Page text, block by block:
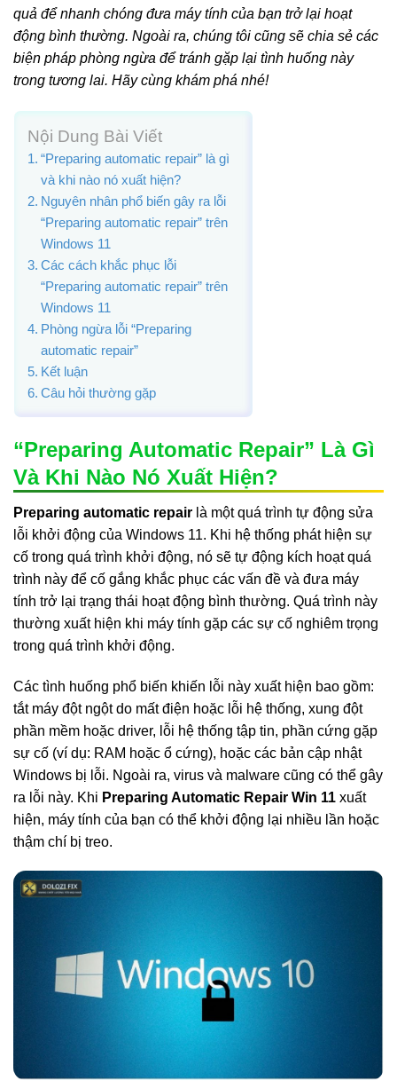
quả để nhanh chóng đưa máy tính của bạn trở lại hoạt
động bình thường. Ngoài ra, chúng tôi cũng sẽ chia sẻ các
biện pháp phòng ngừa để tránh gặp lại tình huống này
trong tương lai. Hãy cùng khám phá nhé!
Nội Dung Bài Viết
“Preparing automatic repair” là gì
và khi nào nó xuất hiện?
Nguyên nhân phổ biến gây ra lỗi
“Preparing automatic repair” trên
Windows 11
Các cách khắc phục lỗi
“Preparing automatic repair” trên
Windows 11
Phòng ngừa lỗi “Preparing
automatic repair”
Kết luận
Câu hỏi thường gặp
“Preparing Automatic Repair” Là Gì
Và Khi Nào Nó Xuất Hiện?
Preparing automatic repair là một quá trình tự động sửa
lỗi khởi động của Windows 11. Khi hệ thống phát hiện sự
cố trong quá trình khởi động, nó sẽ tự động kích hoạt quá
trình này để cố gắng khắc phục các vấn đề và đưa máy
tính trở lại trạng thái hoạt động bình thường. Quá trình này
thường xuất hiện khi máy tính gặp các sự cố nghiêm trọng
trong quá trình khởi động.
Các tình huống phổ biến khiến lỗi này xuất hiện bao gồm:
tắt máy đột ngột do mất điện hoặc lỗi hệ thống, xung đột
phần mềm hoặc driver, lỗi hệ thống tập tin, phần cứng gặp
sự cố (ví dụ: RAM hoặc ổ cứng), hoặc các bản cập nhật
Windows bị lỗi. Ngoài ra, virus và malware cũng có thể gây
ra lỗi này. Khi Preparing Automatic Repair Win 11 xuất
hiện, máy tính của bạn có thể khởi động lại nhiều lần hoặc
thậm chí bị treo.